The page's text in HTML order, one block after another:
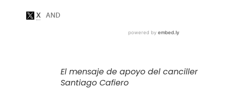
El mensaje de apoyo del canciller
Santiago Cafiero